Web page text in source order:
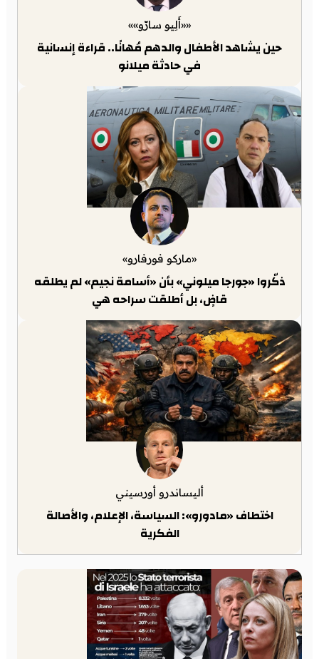
««أَلِيو سارّو»»
حين يشاهد الأطفال والدهم مُهانًا.. قراءة إنسانية
في حادثة ميلانو
«ماركو فورفارو»
ذكّروا «جورجا ميلوني» بأن «أسامة نجيم» لم يطلقه
قاضٍ، بل أطلقت سراحه هي
أليساندرو أورسيني
اختطاف «مادورو»: السياسة، الإعلام، والأصالة
الفكرية